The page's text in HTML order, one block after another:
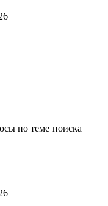
(E-commerce)
HR бизнес-
экспертам:
Маркетологи,
по теме поиска